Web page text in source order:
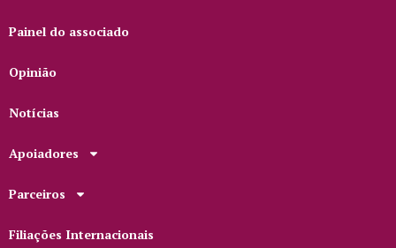
Painel do associado
Opinião
Notícias
Apoiadores
Parceiros
Filiações Internacionais